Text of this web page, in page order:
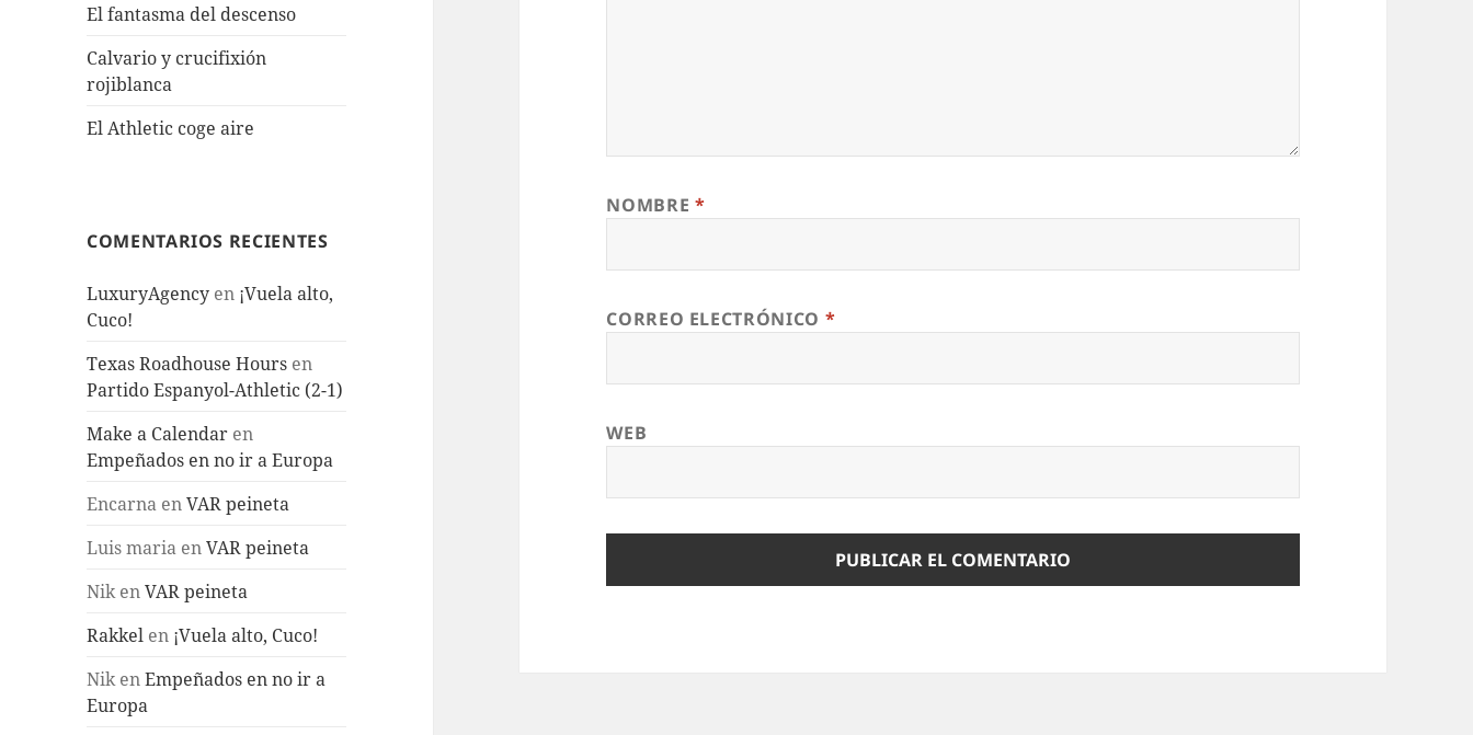
El fantasma del descenso
Calvario y crucifixión
rojiblanca
El Athletic coge aire
COMENTARIOS RECIENTES
LuxuryAgency en ¡Vuela alto,
Cuco!
Texas Roadhouse Hours en
Partido Espanyol-Athletic (2-1)
Make a Calendar en
Empeñados en no ir a Europa
Encarna enVAR peineta
Luis maria enVAR peineta
NikenVAR peineta
Rakkel en ¡Vuela alto, Cuco!
NikenEmpeñados en no ir a
Europa
NOMBRE *
CORREO ELECTRÓNICO *
WEB